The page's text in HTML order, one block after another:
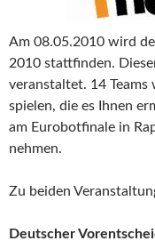
Am 08.05.2010 wird
2010 stattfinden.
veranstaltet. 14 Teams
spielen, die es Ihnen
am Eurobotfinale in
nehmen.
Zu beiden
Deutscher